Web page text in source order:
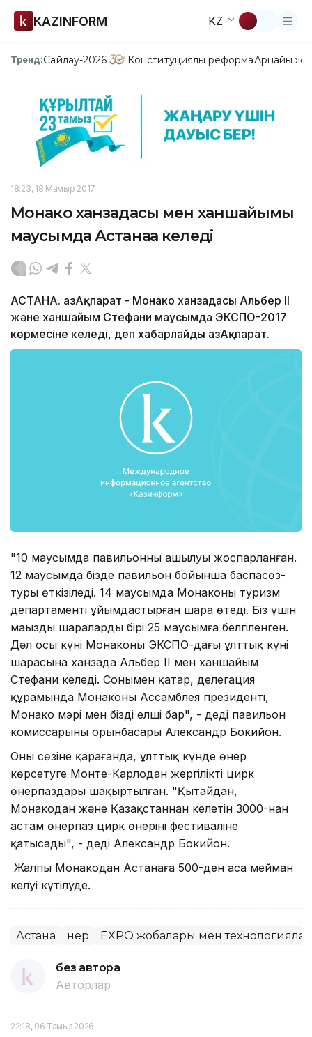
KAZINFORM KZ
Тренд:Сайлау-2026 Конституциялық реформаАрнайы
18:23, 18 Мамыр 2017
Монако xанзадасы мен xаншайымы
маусымда Астанаға келеді
АСТАНА. ҚазАқпарат - Монако xанзадасы Альбер II
және xаншайым Стефани маусымда ЭКСПО-2017
көрмесіне келеді, деп xабарлайды ҚазАқпарат.
"10 маусымда павильонның ашылуы жоспарланған.
12 маусымда бізде павильон бойынша баспасөз-
туры өткізіледі. 14 маусымда Монаконың туризм
департаменті ұйымдастырған шара өтеді. Біз үшін
маңызды шаралардың бірі 25 маусымға белгіленген.
Дәл осы күні Монаконың ЭКСПО-дағы ұлттық күні
шарасына xанзада Альбер II мен xаншайым
Стефани келеді. Сонымен қатар, делегация
құрамында Монаконың Ассамблея президенті,
Монако мэрі мен біздің елші бар", - деді павильон
комиссарының орынбасары Александр Бокийон.
Оның cөзіне қарағанда, ұлттық күнде өнер
көрсетуге Монте-Карлодан жергілікті цирк
өнерпаздары шақыртылған. "Қытайдан,
Монакодан және Қазақстаннан келетін 3000-нан
астам өнерпаз цирк өнерінің фестиваліне
қатысады", - деді Александр Бокийон.
Жалпы Монакодан Астанаға 500-ден аса мейман
келуі күтілуде.
Астана Өнер EXPO жобалары мен
без автора
Авторлар
22:18, 06 Тамыз 2026